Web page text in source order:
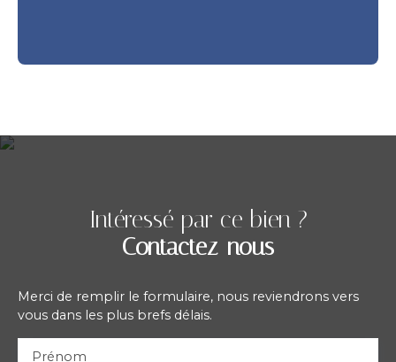
Intéressé par ce bien ?
Contactez-nous
Merci de remplir le formulaire, nous reviendrons vers
vous dans les plus brefs délais.
Prénom